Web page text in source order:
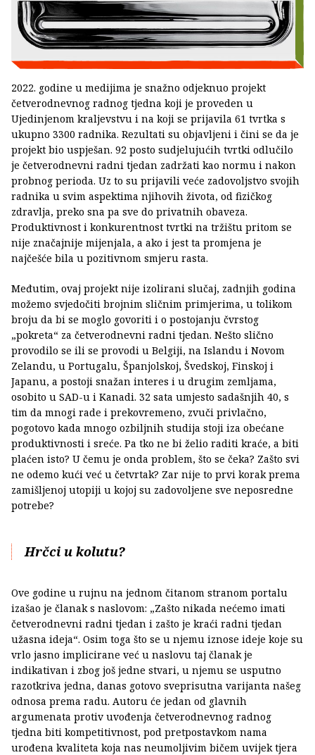
2022. godine u medijima je snažno odjeknuo projekt
četverodnevnog radnog tjedna koji je proveden u
Ujedinjenom kraljevstvu i na koji se prijavila 61 tvrtka s
ukupno 3300 radnika. Rezultati su objavljeni i čini se da je
projekt bio uspješan. 92 posto sudjelujućih tvrtki odlučilo
je četverodnevni radni tjedan zadržati kao normu i nakon
probnog perioda. Uz to su prijavili veće zadovoljstvo svojih
radnika u svim aspektima njihovih života, od fizičkog
zdravlja, preko sna pa sve do privatnih obaveza.
Produktivnost i konkurentnost tvrtki na tržištu pritom se
nije značajnije mijenjala, a ako i jest ta promjena je
najčešće bila u pozitivnom smjeru rasta.
Međutim, ovaj projekt nije izolirani slučaj, zadnjih godina
možemo svjedočiti brojnim sličnim primjerima, u tolikom
broju da bi se moglo govoriti i o postojanju čvrstog
„pokreta“ za četverodnevni radni tjedan. Nešto slično
provodilo se ili se provodi u Belgiji, na Islandu i Novom
Zelandu, u Portugalu, Španjolskoj, Švedskoj, Finskoj i
Japanu, a postoji snažan interes i u drugim zemljama,
osobito u SAD-u i Kanadi. 32 sata umjesto sadašnjih 40, s
tim da mnogi rade i prekovremeno, zvuči privlačno,
pogotovo kada mnogo ozbiljnih studija stoji iza obećane
produktivnosti i sreće. Pa tko ne bi želio raditi kraće, a biti
plaćen isto? U čemu je onda problem, što se čeka? Zašto svi
ne odemo kući već u četvrtak? Zar nije to prvi korak prema
zamišljenoj utopiji u kojoj su zadovoljene sve neposredne
potrebe?
Hrčci u kolutu?
Ove godine u rujnu na jednom čitanom stranom portalu
izašao je članak s naslovom: „Zašto nikada nećemo imati
četverodnevni radni tjedan i zašto je kraći radni tjedan
užasna ideja“. Osim toga što se u njemu iznose ideje koje su
vrlo jasno implicirane već u naslovu taj članak je
indikativan i zbog još jedne stvari, u njemu se usputno
razotkriva jedna, danas gotovo sveprisutna varijanta našeg
odnosa prema radu. Autoru će jedan od glavnih
argumenata protiv uvođenja četverodnevnog radnog
tjedna biti kompetitivnost, pod pretpostavkom nama
urođena kvaliteta koja nas neumoljivim bičem uvijek tjera